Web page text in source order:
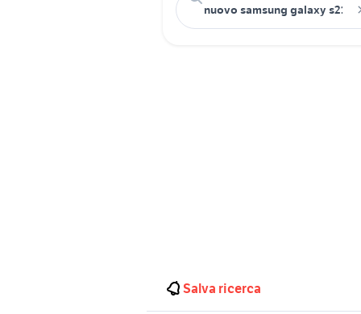
Salva ricerca